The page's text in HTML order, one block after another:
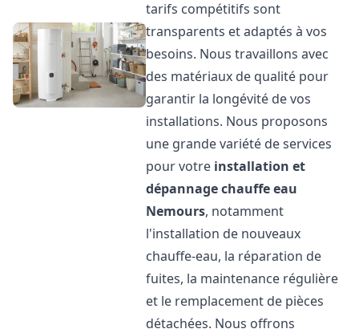
tarifs compétitifs sont
transparents et adaptés à vos
besoins. Nous travaillons avec
des matériaux de qualité pour
garantir la longévité de vos
installations. Nous proposons
une grande variété de services
pour votre installation et
dépannage chauffe eau
Nemours, notamment
l'installation de nouveaux
chauffe-eau, la réparation de
fuites, la maintenance régulière
et le remplacement de pièces
détachées. Nous offrons